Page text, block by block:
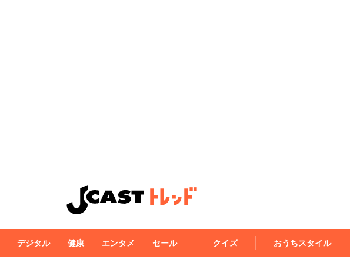
デジタル 健康 エンタメ セール クイズ おうちスタイル